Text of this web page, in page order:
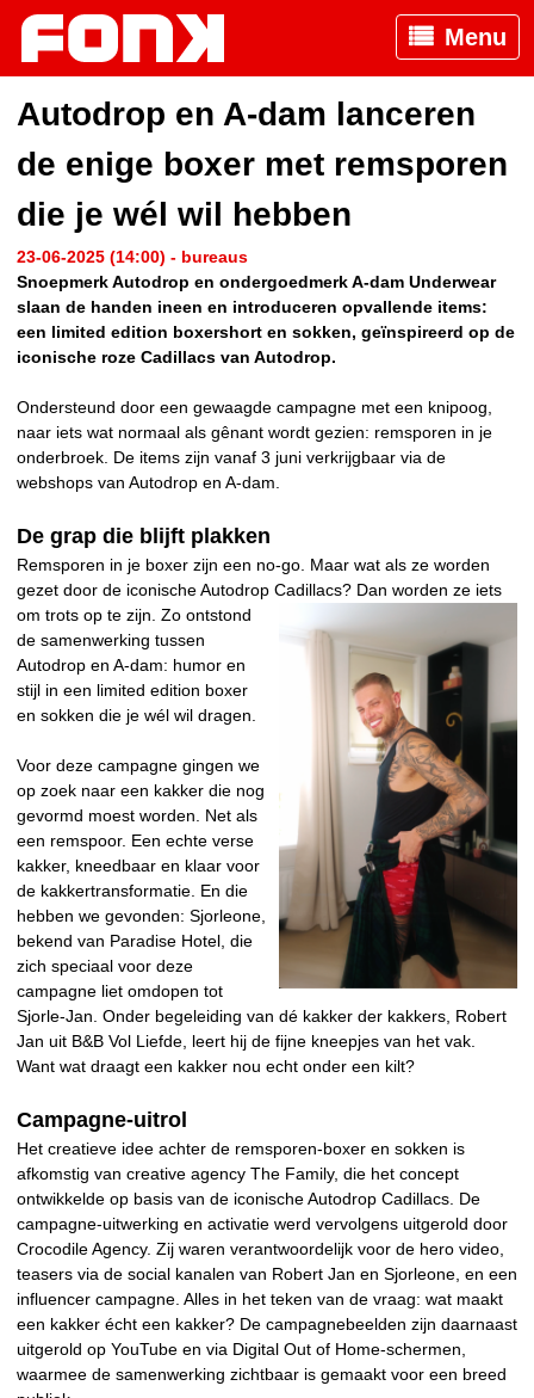
Menu
Autodrop en A-dam lanceren
de enige boxer met remsporen
die je wél wil hebben
23-06-2025 (14:00) - bureaus
Snoepmerk Autodrop en ondergoedmerk A-dam Underwear
slaan de handen ineen en introduceren opvallende items:
een limited edition boxershort en sokken, geïnspireerd op de
iconische roze Cadillacs van Autodrop.
Ondersteund door een gewaagde campagne met een knipoog,
naar iets wat normaal als gênant wordt gezien: remsporen in je
onderbroek. De items zijn vanaf 3 juni verkrijgbaar via de
webshops van Autodrop en A-dam.
De grap die blijft plakken
Remsporen in je boxer zijn een no-go. Maar wat als ze worden
gezet door de iconische Autodrop Cadillacs? Dan worden ze iets
om trots op te zijn. Zo ontstond
de samenwerking tussen
Autodrop en A-dam: humor en
stijl in een limited edition boxer
en sokken die je wél wil dragen.
Voor deze campagne gingen we
op zoek naar een kakker die nog
gevormd moest worden. Net als
een remspoor. Een echte verse
kakker, kneedbaar en klaar voor
de kakkertransformatie. En die
hebben we gevonden: Sjorleone,
bekend van Paradise Hotel, die
zich speciaal voor deze
campagne liet omdopen tot
Sjorle-Jan. Onder begeleiding van dé kakker der kakkers, Robert
Jan uit B&B Vol Liefde, leert hij de fijne kneepjes van het vak.
Want wat draagt een kakker nou echt onder een kilt?
Campagne-uitrol
Het creatieve idee achter de remsporen-boxer en sokken is
afkomstig van creative agency The Family, die het concept
ontwikkelde op basis van de iconische Autodrop Cadillacs. De
campagne-uitwerking en activatie werd vervolgens uitgerold door
Crocodile Agency. Zij waren verantwoordelijk voor de hero video,
teasers via de social kanalen van Robert Jan en Sjorleone, en een
influencer campagne. Alles in het teken van de vraag: wat maakt
een kakker écht een kakker? De campagnebeelden zijn daarnaast
uitgerold op YouTube en via Digital Out of Home-schermen,
waarmee de samenwerking zichtbaar is gemaakt voor een breed